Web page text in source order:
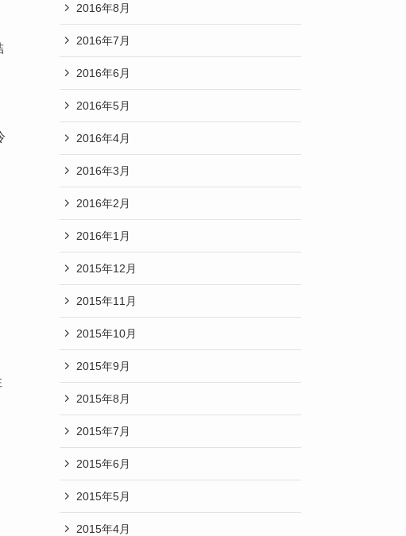
2016年8月
2016年7月
2016年6月
2016年5月
2016年4月
2016年3月
2016年2月
2016年1月
2015年12月
2015年11月
2015年10月
2015年9月
2015年8月
2015年7月
2015年6月
2015年5月
2015年4月